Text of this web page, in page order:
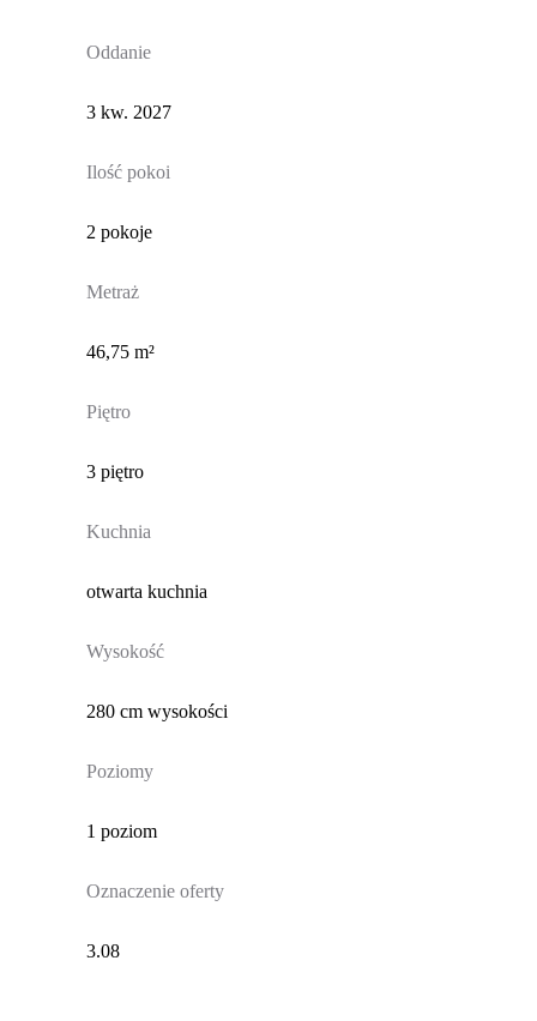
Oddanie
3 kw. 2027
Ilość pokoi
2 pokoje
Metraż
46,75 m²
Piętro
3 piętro
Kuchnia
otwarta kuchnia
Wysokość
280 cm wysokości
Poziomy
1 poziom
Oznaczenie oferty
3.08